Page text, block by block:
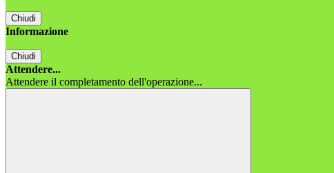
Chiudi
Informazione
Chiudi
Attendere...
Attendere il completamento dell'operazione...